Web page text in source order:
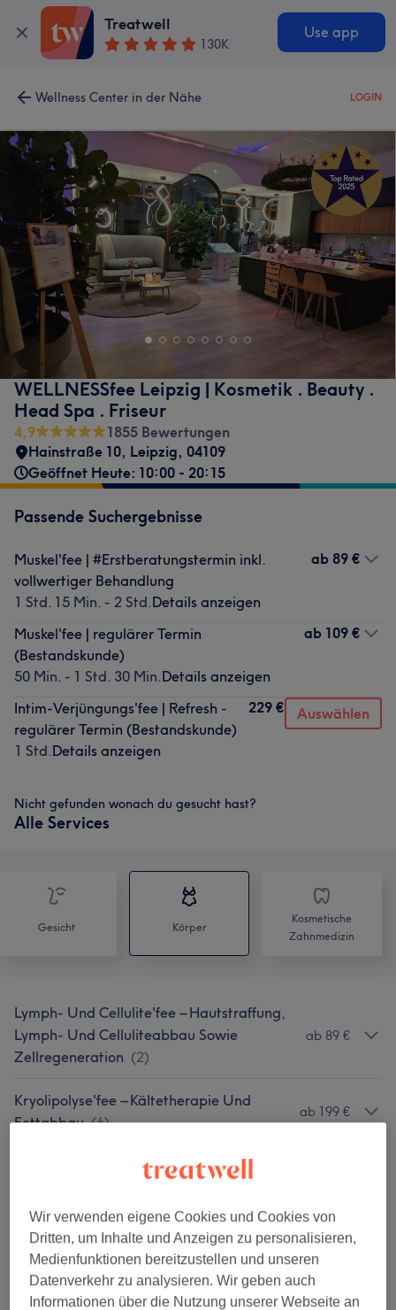
Treatwell
130K
Use app
Wellness Center in der Nähe LOGIN
WELLNESSfee Leipzig | Kosmetik . Beauty .
Head Spa . Friseur
4,9
1855 Bewertungen
Hainstraße 10, Leipzig, 04109
Geöffnet Heute: 10:00 - 20:15
Passende Suchergebnisse
Muskel'fee | #Erstberatungstermin inkl.
vollwertiger Behandlung
1 Std. 15 Min. - 2 Std.Details anzeigen
ab 89 €
Muskel'fee | regulärer Termin
(Bestandskunde)
50 Min. - 1 Std. 30 Min.Details anzeigen
ab 109 €
Intim-Verjüngungs'fee | Refresh -
regulärer Termin (Bestandskunde)
1 Std.Details anzeigen
229 € Auswählen
Nicht gefunden wonach du gesucht hast?
Alle Services
Gesicht Körper
Kosmetische
Zahnmedizin
Lymph- Und Cellulite'fee – Hautstraffung,
Lymph- Und Celluliteabbau Sowie
Zellregeneration (2)
ab 89 €
Kryolipolyse'fee – Kältetherapie Und
Fettabbau (6)
ab 199 €
Körper-Analyse'fee – Detaillierte
Muskel'fee – Muskelaufbau (2) ab 89 €
Intim-Verjüngungs'fee – Intimstraffung
Und -verjüngung (1)
ab 229 €
Wir verwenden eigene Cookies und Cookies von
Dritten, um Inhalte und Anzeigen zu personalisieren,
Medienfunktionen bereitzustellen und unseren
Datenverkehr zu analysieren. Wir geben auch
Informationen über die Nutzung unserer Webseite an